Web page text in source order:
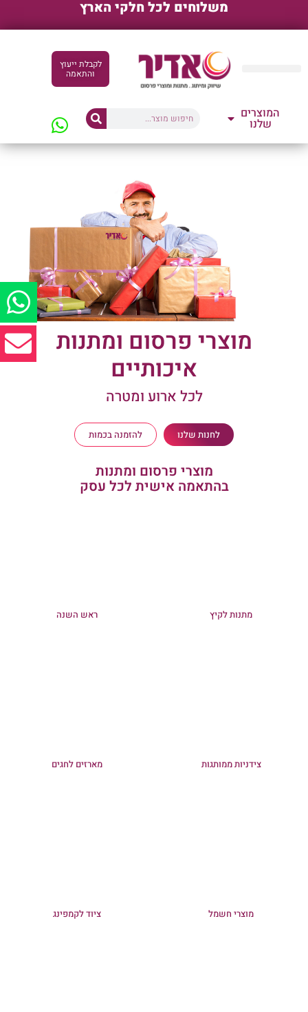
משלוחים לכל חלקי הארץ
לקבלת ייעוץ
והתאמה
המוצרים
שלנו
מוצרי פרסום ומתנות
איכותיים
לכל ארוע ומטרה
לחנות שלנו להזמנה בכמות
מוצרי פרסום ומתנות
בהתאמה אישית לכל עסק
מתנות לקיץ ראש השנה
צידניות ממותגות מארזים לחגים
מוצרי חשמל ציוד לקמפינג